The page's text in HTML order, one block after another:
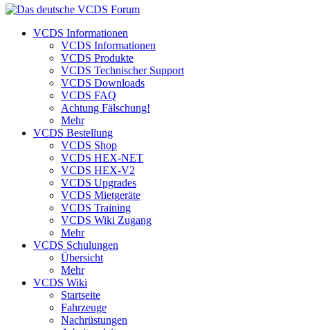
VCDS Informationen
VCDS Informationen
VCDS Produkte
VCDS Technischer Support
VCDS Downloads
VCDS FAQ
Achtung Fälschung!
Mehr
VCDS Bestellung
VCDS Shop
VCDS HEX-NET
VCDS HEX-V2
VCDS Upgrades
VCDS Mietgeräte
VCDS Training
VCDS Wiki Zugang
Mehr
VCDS Schulungen
Übersicht
Mehr
VCDS Wiki
Startseite
Fahrzeuge
Nachrüstungen